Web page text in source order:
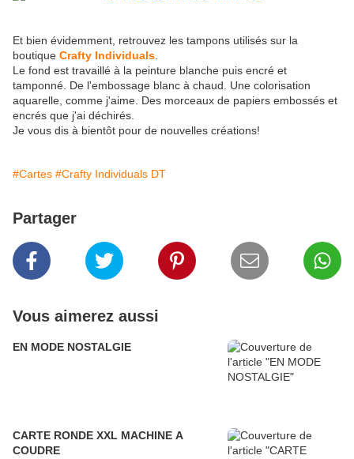
Et bien évidemment, retrouvez les tampons utilisés sur la
boutique Crafty Individuals
Le fond est travaillé à la peinture blanche puis encré et
tamponné. De l'embossage blanc à chaud. Une colorisation
aquarelle, comme j'aime. Des morceaux de papiers embossés et
encrés que j'ai déchirés.
Je vous dis à bientôt pour de nouvelles créations!
#Cartes #Crafty Individuals DT
Partager
Vous aimerez aussi
EN MODE NOSTALGIE
CARTE RONDE XXL MACHINE A
COUDRE